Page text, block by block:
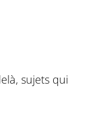
sujets qui